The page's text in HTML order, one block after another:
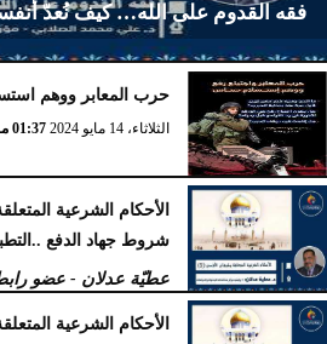
فقه القدوم على الله… كيف نُعدّ
الأربعاء، 2 أكتوبر 2024 02:23 مـ
حرب المعابر ووهم
الثلاثاء، 14 مايو 2024 01:37 مـ
شروط جهاد الدفع
عطيّة عدلان - عضو
مركز محكمات للبحوث والدراسات
الجمعة، 5 يناير 2024
الأحكام الشرعية